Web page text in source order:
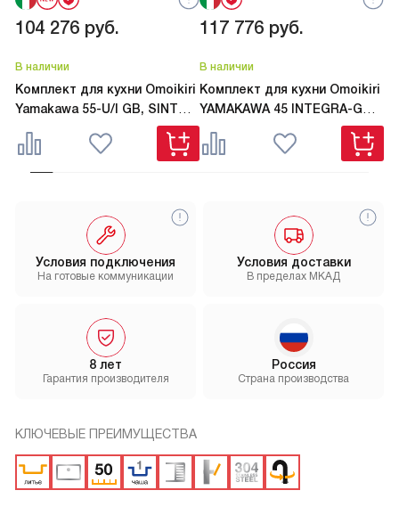
104 276 руб.
В наличии
Комплект для кухни Omoikiri
Yamakawa 55-U/I GB, SINTO 2
117 776 руб.
В наличии
Комплект для кухни Omoikiri
YAMAKAWA 45 INTEGRA-GB,
Условия доставки
В пределах МКАД
8 лет
Гарантия производителя
Условия подключения
На готовые коммуникации
Россия
Страна производства
КЛЮЧЕВЫЕ ПРЕИМУЩЕСТВА